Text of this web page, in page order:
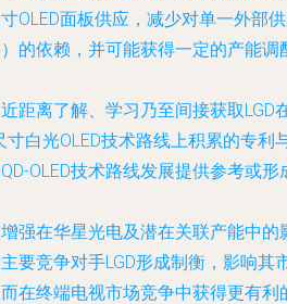
OLED面板供应，减少对单一外部
的依赖，并可能获得一定的产能调
近距离了解、学习乃至间接获取LGD
寸白光OLED技术路线上积累的专利
OLED技术路线发展提供参考或形
增强在华星光电及潜在关联产能中的
要竞争对手LGD形成制衡，影响其
在终端电视市场竞争中获得更有利